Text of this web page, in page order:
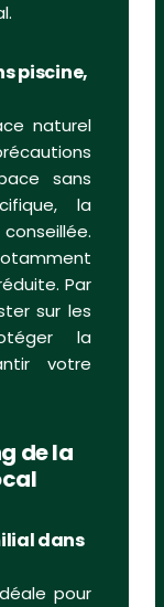
piscine,
naturel
sans
la
Par
sur les
la
votre
de la
dans
pour